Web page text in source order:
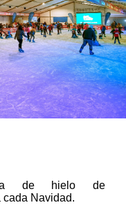
de hielo de
cada Navidad.